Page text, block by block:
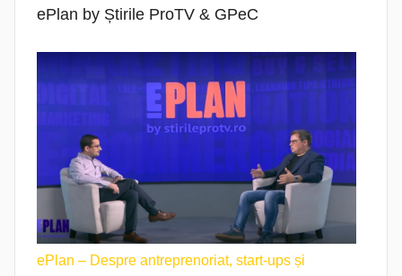
ePlan by Știrile ProTV & GPeC
ePlan – Despre antreprenoriat, start-ups și